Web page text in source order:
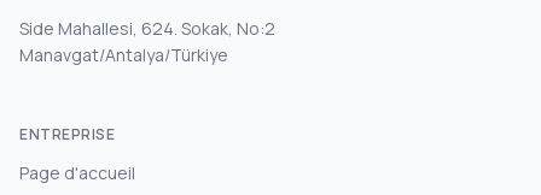
Side Mahallesi, 624. Sokak, No:2
Manavgat/Antalya/Türkiye
ENTREPRISE
Page d'accueil